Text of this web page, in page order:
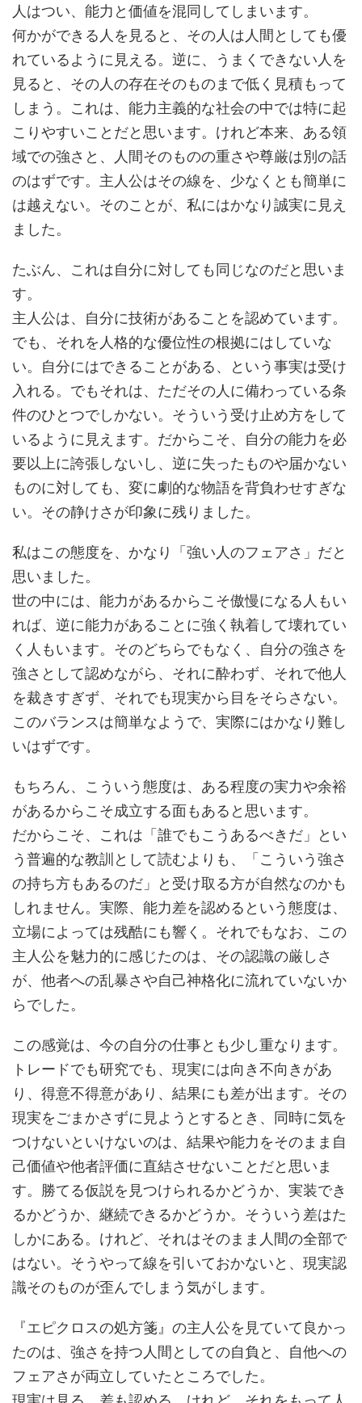
人はつい、能力と価値を混同してしまいます。
何かができる人を見ると、その人は人間としても優
れているように見える。逆に、うまくできない人を
見ると、その人の存在そのものまで低く見積もって
しまう。これは、能力主義的な社会の中では特に起
こりやすいことだと思います。けれど本来、ある領
域での強さと、人間そのものの重さや尊厳は別の話
のはずです。主人公はその線を、少なくとも簡単に
は越えない。そのことが、私にはかなり誠実に見え
ました。
たぶん、これは自分に対しても同じなのだと思いま
す。
主人公は、自分に技術があることを認めています。
でも、それを人格的な優位性の根拠にはしていな
い。自分にはできることがある、という事実は受け
入れる。でもそれは、ただその人に備わっている条
件のひとつでしかない。そういう受け止め方をして
いるように見えます。だからこそ、自分の能力を必
要以上に誇張しないし、逆に失ったものや届かない
ものに対しても、変に劇的な物語を背負わせすぎな
い。その静けさが印象に残りました。
私はこの態度を、かなり「強い人のフェアさ」だと
思いました。
世の中には、能力があるからこそ傲慢になる人もい
れば、逆に能力があることに強く執着して壊れてい
く人もいます。そのどちらでもなく、自分の強さを
強さとして認めながら、それに酔わず、それで他人
を裁きすぎず、それでも現実から目をそらさない。
このバランスは簡単なようで、実際にはかなり難し
いはずです。
もちろん、こういう態度は、ある程度の実力や余裕
があるからこそ成立する面もあると思います。
だからこそ、これは「誰でもこうあるべきだ」とい
う普遍的な教訓として読むよりも、「こういう強さ
の持ち方もあるのだ」と受け取る方が自然なのかも
しれません。実際、能力差を認めるという態度は、
立場によっては残酷にも響く。それでもなお、この
主人公を魅力的に感じたのは、その認識の厳しさ
が、他者への乱暴さや自己神格化に流れていないか
らでした。
この感覚は、今の自分の仕事とも少し重なります。
トレードでも研究でも、現実には向き不向きがあ
り、得意不得意があり、結果にも差が出ます。その
現実をごまかさずに見ようとするとき、同時に気を
つけないといけないのは、結果や能力をそのまま自
己価値や他者評価に直結させないことだと思いま
す。勝てる仮説を見つけられるかどうか、実装でき
るかどうか、継続できるかどうか。そういう差はた
しかにある。けれど、それはそのまま人間の全部で
はない。そうやって線を引いておかないと、現実認
識そのものが歪んでしまう気がします。
『エピクロスの処方箋』の主人公を見ていて良かっ
たのは、強さを持つ人間としての自負と、自他への
フェアさが両立していたところでした。